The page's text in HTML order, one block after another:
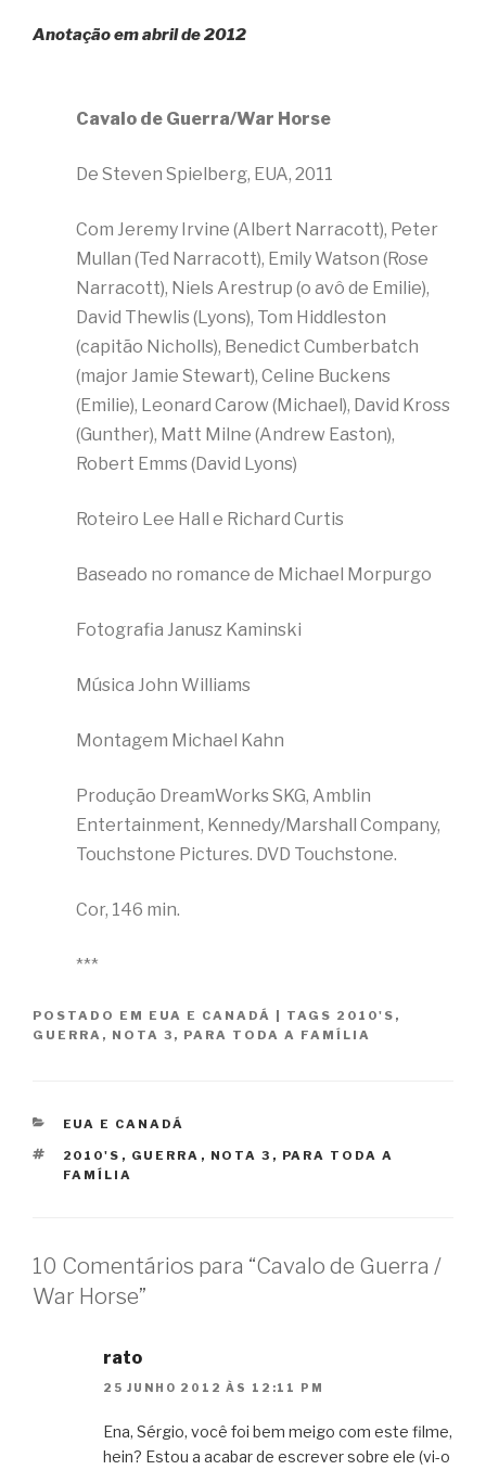
Anotação em abril de 2012
Cavalo de Guerra/War Horse
De Steven Spielberg, EUA, 2011
Com Jeremy Irvine (Albert Narracott), Peter
Mullan (Ted Narracott), Emily Watson (Rose
Narracott), Niels Arestrup (o avô de Emilie),
David Thewlis (Lyons), Tom Hiddleston
(capitão Nicholls), Benedict Cumberbatch
(major Jamie Stewart), Celine Buckens
(Emilie), Leonard Carow (Michael), David Kross
(Gunther), Matt Milne (Andrew Easton),
Robert Emms (David Lyons)
Roteiro Lee Hall e Richard Curtis
Baseado no romance de Michael Morpurgo
Fotografia Janusz Kaminski
Música John Williams
Montagem Michael Kahn
Produção DreamWorks SKG, Amblin
Entertainment, Kennedy/Marshall Company,
Touchstone Pictures. DVD Touchstone.
Cor, 146 min.
***
POSTADO EM EUA E CANADÁ TAGS 2010'S ,
GUERRA , NOTA 3 , PARA TODA A FAMÍLIA
CATEGORIAS
EUA E CANADÁ
TAGS
2010'S , GUERRA , NOTA 3 , PARA TODA A
FAMÍLIA
10 Comentários para “Cavalo de Guerra /
War Horse”
rato
25 JUNHO 2012 ÀS 12:11 PM
Ena, Sérgio, você foi bem meigo com este filme,
hein? Estou a acabar de escrever sobre ele (vi-o